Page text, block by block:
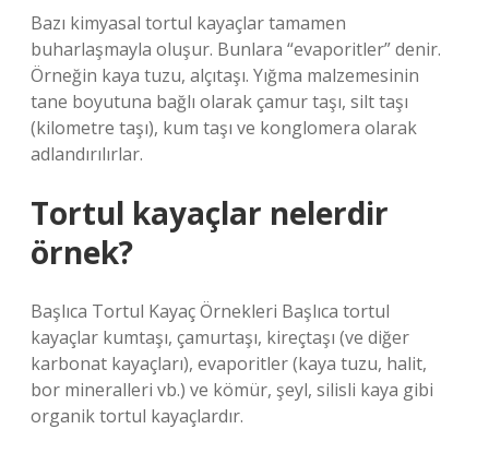
Bazı kimyasal tortul kayaçlar tamamen
buharlaşmayla oluşur. Bunlara “evaporitler” denir.
Örneğin kaya tuzu, alçıtaşı. Yığma malzemesinin
tane boyutuna bağlı olarak çamur taşı, silt taşı
(kilometre taşı), kum taşı ve konglomera olarak
adlandırılırlar.
Tortul kayaçlar nelerdir
örnek?
Başlıca Tortul Kayaç Örnekleri Başlıca tortul
kayaçlar kumtaşı, çamurtaşı, kireçtaşı (ve diğer
karbonat kayaçları), evaporitler (kaya tuzu, halit,
bor mineralleri vb.) ve kömür, şeyl, silisli kaya gibi
organik tortul kayaçlardır.